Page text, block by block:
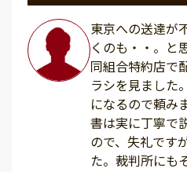
東京への送達が
くのも・・。と
同組合特約店で
ラシを見ました
になるので頼み
書は実に丁寧で
ので、失礼です
た。裁判所にも